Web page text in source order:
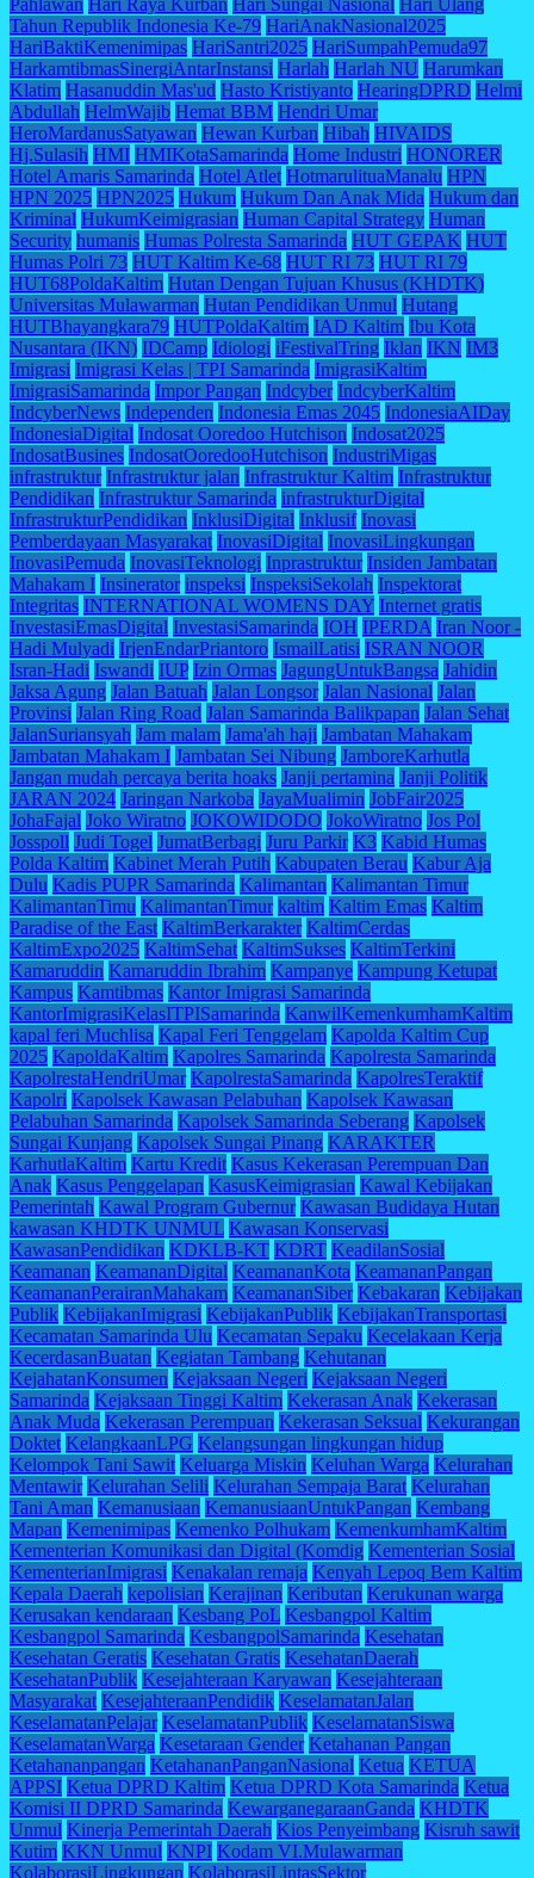
Tahun Republik Indonesia Ke-79 HariAnakNasional2025
HariBaktiKemenimipas HariSantri2025 HariSumpahPemuda97
HarkamtibmasSinergiAntarInstansi Harlah Harlah NU Harumkan
Klatim Hasanuddin Mas'ud Hasto Kristiyanto HearingDPRD Helmi
Abdullah HelmWajib Hemat BBM Hendri Umar
HeroMardanusSatyawan Hewan Kurban Hibah HIVAIDS
Hj.Sulasih HMI HMIKotaSamarinda Home Industri HONORER
Hotel Amaris Samarinda Hotel Atlet HotmarulituaManalu HPN
HPN 2025 HPN2025 Hukum Hukum Dan Anak Mida Hukum dan
Kriminal HukumKeimigrasian Human Capital Strategy Human
Security humanis Humas Polresta Samarinda HUT GEPAK HUT
Humas Polri 73 HUT Kaltim Ke-68 HUT RI 73 HUT RI 79
HUT68PoldaKaltim Hutan Dengan Tujuan Khusus (KHDTK)
Universitas Mulawarman Hutan Pendidikan Unmul Hutang
HUTBhayangkara79 HUTPoldaKaltim IAD Kaltim Ibu Kota
Nusantara (IKN) IDCamp Idiologi iFestivalTring Iklan IKN IM3
Imigrasi Imigrasi Kelas | TPI Samarinda ImigrasiKaltim
ImigrasiSamarinda Impor Pangan Indcyber IndcyberKaltim
IndcyberNews Independen Indonesia Emas 2045 IndonesiaAIDay
IndonesiaDigital Indosat Ooredoo Hutchison Indosat2025
IndosatBusines IndosatOoredooHutchison IndustriMigas
infrastruktur Infrastruktur jalan Infrastruktur Kaltim Infrastruktur
Pendidikan Infrastruktur Samarinda infrastrukturDigital
InfrastrukturPendidikan InklusiDigital Inklusif Inovasi
Pemberdayaan Masyarakat InovasiDigital InovasiLingkungan
InovasiPemuda InovasiTeknologi Inprastruktur Insiden Jambatan
Mahakam I Insinerator inspeksi InspeksiSekolah Inspektorat
Integritas INTERNATIONAL WOMENS DAY Internet gratis
InvestasiEmasDigital InvestasiSamarinda IOH IPERDA Iran Noor -
Hadi Mulyadi IrjenEndarPriantoro IsmailLatisi ISRAN NOOR
Isran-Hadi Iswandi IUP Izin Ormas JagungUntukBangsa Jahidin
Jaksa Agung Jalan Batuah Jalan Longsor Jalan Nasional Jalan
Provinsi Jalan Ring Road Jalan Samarinda Balikpapan Jalan Sehat
JalanSuriansyah Jam malam Jama'ah haji Jambatan Mahakam
Jambatan Mahakam I Jambatan Sei Nibung JamboreKarhutla
Jangan mudah percaya berita hoaks Janji pertamina Janji Politik
JARAN 2024 Jaringan Narkoba JayaMualimin JobFair2025
JohaFajal Joko Wiratno JOKOWIDODO JokoWiratno Jos Pol
Josspoll Judi Togel JumatBerbagi Juru Parkir K3 Kabid Humas
Polda Kaltim Kabinet Merah Putih Kabupaten Berau Kabur Aja
Dulu Kadis PUPR Samarinda Kalimantan Kalimantan Timur
KalimantanTimu KalimantanTimur kaltim Kaltim Emas Kaltim
Paradise of the East KaltimBerkarakter KaltimCerdas
KaltimExpo2025 KaltimSehat KaltimSukses KaltimTerkini
Kamaruddin Kamaruddin Ibrahim Kampanye Kampung Ketupat
Kampus Kamtibmas Kantor Imigrasi Samarinda
KantorImigrasiKelasITPISamarinda KanwilKemenkumhamKaltim
kapal feri Muchlisa Kapal Feri Tenggelam Kapolda Kaltim Cup
2025 KapoldaKaltim Kapolres Samarinda Kapolresta Samarinda
KapolrestaHendriUmar KapolrestaSamarinda KapolresTeraktif
Kapolri Kapolsek Kawasan Pelabuhan Kapolsek Kawasan
Pelabuhan Samarinda Kapolsek Samarinda Seberang Kapolsek
Sungai Kunjang Kapolsek Sungai Pinang KARAKTER
KarhutlaKaltim Kartu Kredit Kasus Kekerasan Perempuan Dan
Anak Kasus Penggelapan KasusKeimigrasian Kawal Kebijakan
Pemerintah Kawal Program Gubernur Kawasan Budidaya Hutan
kawasan KHDTK UNMUL Kawasan Konservasi
KawasanPendidikan KDKLB-KT KDRT KeadilanSosial
Keamanan KeamananDigital KeamananKota KeamananPangan
KeamananPerairanMahakam KeamananSiber Kebakaran Kebijakan
Publik KebijakanImigrasi KebijakanPublik KebijakanTransportasi
Kecamatan Samarinda Ulu Kecamatan Sepaku Kecelakaan Kerja
KecerdasanBuatan Kegiatan Tambang Kehutanan
KejahatanKonsumen Kejaksaan Negeri Kejaksaan Negeri
Samarinda Kejaksaan Tinggi Kaltim Kekerasan Anak Kekerasan
Anak Muda Kekerasan Perempuan Kekerasan Seksual Kekurangan
Doktet KelangkaanLPG Kelangsungan lingkungan hidup
Kelompok Tani Sawit Keluarga Miskin Keluhan Warga Kelurahan
Mentawir Kelurahan Selili Kelurahan Sempaja Barat Kelurahan
Tani Aman Kemanusiaan KemanusiaanUntukPangan Kembang
Mapan Kemenimipas Kemenko Polhukam KemenkumhamKaltim
Kementerian Komunikasi dan Digital (Komdig Kementerian Sosial
KementerianImigrasi Kenakalan remaja Kenyah Lepoq Bem Kaltim
Kepala Daerah kepolisian Kerajinan Keributan Kerukunan warga
Kerusakan kendaraan Kesbang PoL Kesbangpol Kaltim
Kesbangpol Samarinda KesbangpolSamarinda Kesehatan
Kesehatan Geratis Kesehatan Gratis KesehatanDaerah
KesehatanPublik Kesejahteraan Karyawan Kesejahteraan
Masyarakat KesejahteraanPendidik KeselamatanJalan
KeselamatanPelajar KeselamatanPublik KeselamatanSiswa
KeselamatanWarga Kesetaraan Gender Ketahanan Pangan
Ketahananpangan KetahananPanganNasional Ketua KETUA
APPSI Ketua DPRD Kaltim Ketua DPRD Kota Samarinda Ketua
Komisi II DPRD Samarinda KewarganegaraanGanda KHDTK
Unmul Kinerja Pemerintah Daerah Kios Penyeimbang Kisruh sawit
Kutim KKN Unmul KNPI Kodam VI.Mulawarman
KolaborasiLingkungan KolaborasiLintasSektor